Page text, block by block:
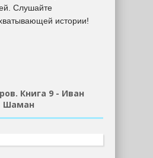
Слушайте
истории!
Книга 9 - Иван
Шаман